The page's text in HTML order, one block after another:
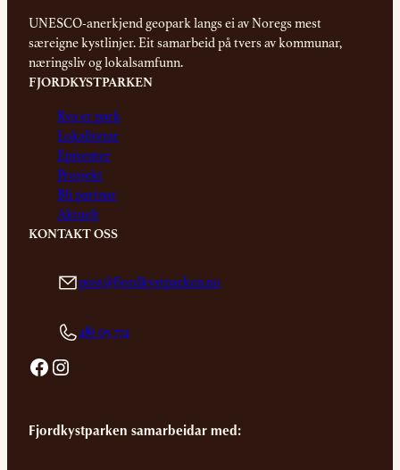
UNESCO-anerkjend geopark langs ei av Noregs mest
særeigne kystlinjer. Eit samarbeid på tvers av kommunar,
næringsliv og lokalsamfunn.
FJORDKYSTPARKEN
Kva er park
Lokalitetar
Episenter
Prosjekt
Bli partnar
Aktuelt
KONTAKT OSS
post@fjordkystparken.no
481 05 774
Facebook Instagram
Fjordkystparken samarbeidar med: